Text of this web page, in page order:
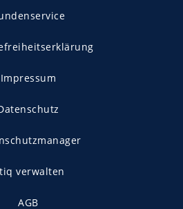
Impressum
verwalten
AGB